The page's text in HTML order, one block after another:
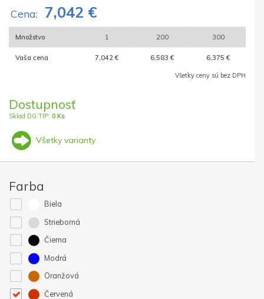
Cena: 7,042 €
Množstvo 1 200 300
Vaša cena 7,042 € 6,583 € 6,375 €
Všetky ceny sú bez DPH
Dostupnosť
Sklad DG TIP: 0 Ks
Všetky varianty
Farba
Biela
Strieborná
Čierna
Modrá
Oranžová
Červená